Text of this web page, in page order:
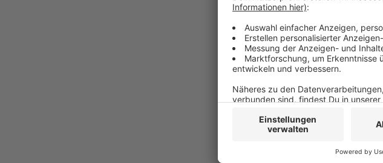
gegeben.
Beifahrer auf
Sicherheit
eingeklemmt
Anzeige